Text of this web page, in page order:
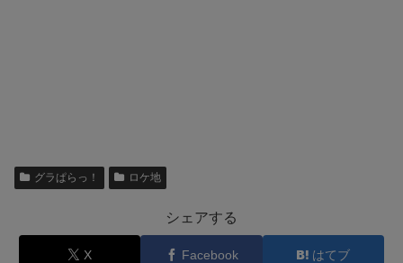
グラぱらっ！ ロケ地
シェアする
X Facebook はてブ